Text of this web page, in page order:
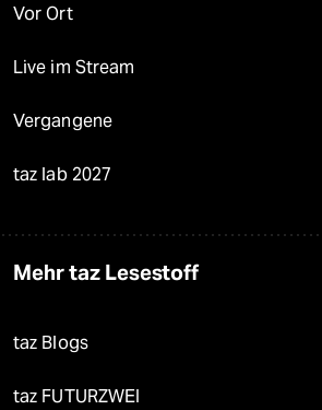
Vor Ort
Live im Stream
Vergangene
taz lab 2027
Mehr taz Lesestoff
taz Blogs
taz FUTURZWEI